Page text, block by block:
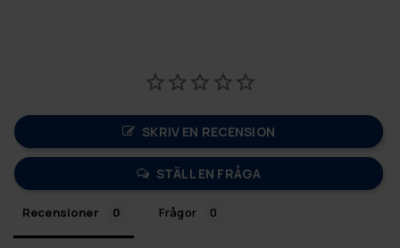
SKRIV EN RECENSION
STÄLL EN FRÅGA
Recensioner Frågor